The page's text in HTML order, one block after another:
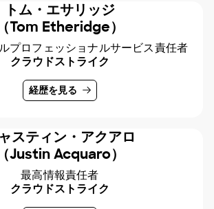
トム・エサリッジ
（Tom Etheridge）
プロフェッショナルサービス責任者
クラウドストライク
経歴を見る
スティン・アクアロ
（Justin Acquaro）
最高情報責任者
クラウドストライク